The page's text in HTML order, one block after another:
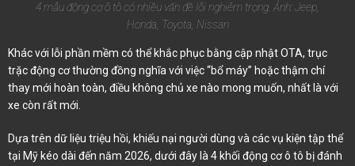
4 mẫu động cơ ô tô có nhiều vấn đề lỗi nghiêm trọng. Ảnh: Jeep,
Honda, Toyota, Nissan
Khác với lỗi phần mềm có thể khắc phục bằng cập nhật OTA, trục
trặc động cơ thường đồng nghĩa với việc “bổ máy” hoặc thậm chí
thay mới hoàn toàn, điều không chủ xe nào mong muốn, nhất là với
xe còn rất mới.
Dựa trên dữ liệu triệu hồi, khiếu nại người dùng và các vụ kiện tập thể
tại Mỹ kéo dài đến năm 2026, dưới đây là 4 khối động cơ ô tô bị đánh